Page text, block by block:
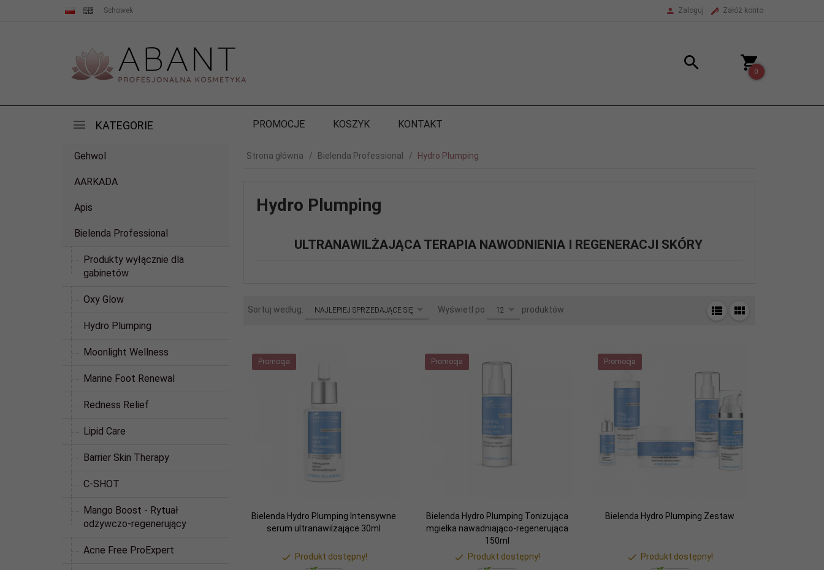
Schowek Zaloguj Załóż konto
0
KATEGORIE PROMOCJE KOSZYK KONTAKT
Gehwol
AARKADA
Apis
Bielenda Professional
Produkty wyłącznie dla
gabinetów
Oxy Glow
Hydro Plumping
Moonlight Wellness
Marine Foot Renewal
Redness Relief
Lipid Care
Barrier Skin Therapy
C-SHOT
Mango Boost - Rytuał
odżywczo-regenerujący
Acne Free ProExpert
Strona główna Bielenda Professional Hydro Plumping
Hydro Plumping
ULTRANAWILŻAJĄCA TERAPIA NAWODNIENIA I REGENERACJI SKÓRY
Sortuj według: sortNAJLEPIEJ SPRZEDAJĄCE SIĘ Wyświetl po pop12 produktów
Promocja
Bielenda Hydro Plumping Intensywne
serum ultranawilżające 30ml
Produkt dostępny!
Promocja
Bielenda Hydro Plumping Tonizująca
mgiełka nawadniająco-regenerująca
150ml
Produkt dostępny!
Promocja
Bielenda Hydro Plumping Zestaw
Produkt dostępny!